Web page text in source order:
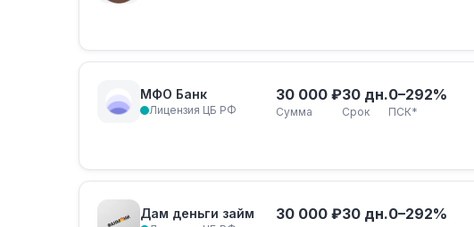
МФО Банк
Лицензия ЦБ РФ
30 000 ₽
Сумма
30 дн.
Срок
0–292%
ПСК*
Дам деньги займ 30 000 ₽30 дн.0–292%